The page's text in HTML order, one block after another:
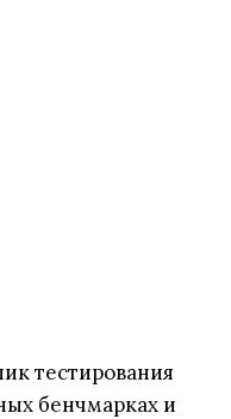
тестирования
бенчмарках и